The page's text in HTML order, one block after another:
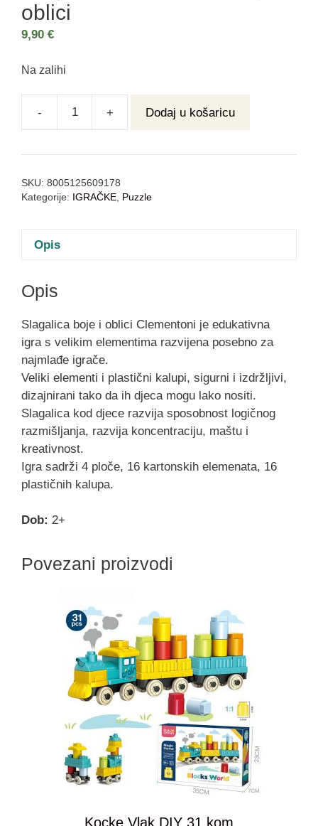
oblici
9,90 €
Na zalihi
- + Dodaj u košaricu
SKU: 8005125609178
Kategorije: IGRAČKE, Puzzle
Opis
Opis
Slagalica boje i oblici Clementoni je edukativna
igra s velikim elementima razvijena posebno za
najmlađe igrače.
Veliki elementi i plastični kalupi, sigurni i izdržljivi,
dizajnirani tako da ih djeca mogu lako nositi.
Slagalica kod djece razvija sposobnost logičnog
razmišljanja, razvija koncentraciju, maštu i
kreativnost.
Igra sadrži 4 ploče, 16 kartonskih elemenata, 16
plastičnih kalupa.
Dob: 2+
Povezani proizvodi
Kocke Vlak DIY 31 kom